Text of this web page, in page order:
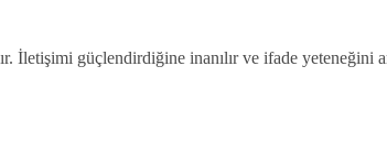
İletişimi güçlendirdiğine inanılır ve ifade